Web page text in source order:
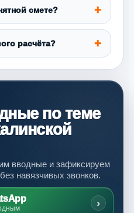
смете?
расчёта?
по теме
вводные и зафиксируем
навязчивых звонков.
›